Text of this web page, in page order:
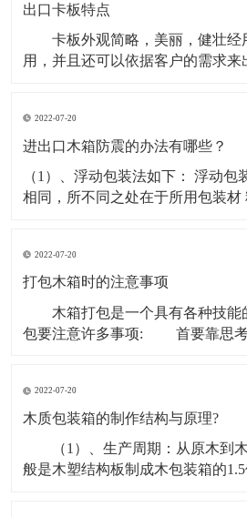
板使用形式：有两面进叉也有四面
出口卡板特点
卡板外观简略，美丽，健壮经
用，并且还可以依据客户的需求
卡板是为便利出口用的，卡板出口
资料做出的木箱可直接出口到外地
2022-07-20
进出口木箱防震的办法有哪些？
（1）、浮动包装法如下： 浮动包
相同，所不同之处在于所用包装材
箱的用包装材料把易碎物品填塞起
可以吸收振动或冲击的能量，并将
2022-07-20
打包木箱时的注意事项
木箱打包是一个具有各种技能
包要注意许多事项: 首要靠思考
木箱打包之前要先上门丈量标准，
设备的底座组织，看底座是带轮子
2022-07-20
木质包装箱的制作结构与原理?
（1）、生产周期：从原木到木
般是木塑结构板制成木包装箱的